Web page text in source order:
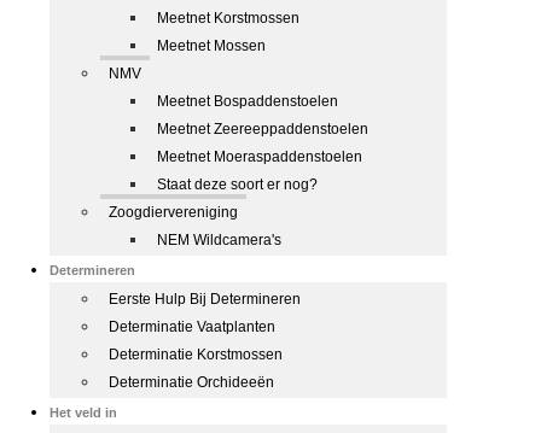
Meetnet Korstmossen
Meetnet Mossen
NMV
Meetnet Bospaddenstoelen
Meetnet Zeereeppaddenstoelen
Meetnet Moeraspaddenstoelen
Staat deze soort er nog?
Zoogdiervereniging
NEM Wildcamera's
Determineren
Eerste Hulp Bij Determineren
Determinatie Vaatplanten
Determinatie Korstmossen
Determinatie Orchideeën
Het veld in